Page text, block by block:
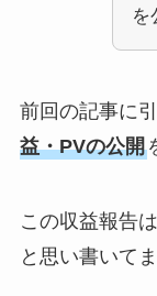
を
前回の記事に
益・PVの公開
この収益報告
と思い書いてま